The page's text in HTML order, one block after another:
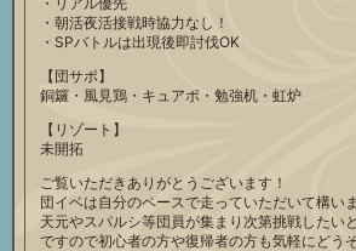
・朝活夜活接戦時協力なし！
・SPバトルは出現後即討伐OK
【団サポ】
銅鑼・風見鶏・キュアポ・勉強机・虹炉
【リゾート】
未開拓
ご覧いただきありがとうございます！
団イベは自分のペースで走っていただいて構い
天元やスパルシ等団員が集まり次第挑戦したい
ですので初心者の方や復帰者の方も気軽にどう